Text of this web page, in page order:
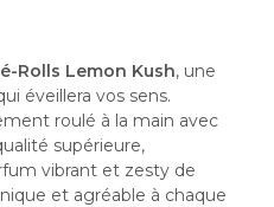
Rolls Lemon Kush, une
éveillera vos sens.
roulé à la main avec
supérieure,
vibrant et zesty de
et agréable à chaque